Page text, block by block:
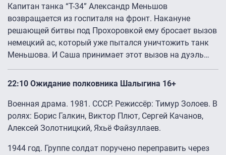
Капитан танка “Т-34” Александр Меньшов
возвращается из госпиталя на фронт. Накануне
решающей битвы под Прохоровкой ему бросает вызов
немецкий ас, который уже пытался уничтожить танк
Меньшова. И Саша принимает этот вызов на дуэль…
22:10 Ожидание полковника Шалыгина 16+
Военная драма. 1981. СССР. Режиссёр: Тимур Золоев. В
ролях: Борис Галкин, Виктор Плют, Сергей Качанов,
Алексей Золотницкий, Яхьё Файзуллаев.
1944 год. Группе солдат поручено переправить через